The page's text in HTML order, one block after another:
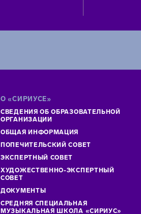
О «СИРИУСЕ»
СВЕДЕНИЯ ОБ ОБРАЗОВАТЕЛЬНОЙ
ОРГАНИЗАЦИИ
ОБЩАЯ ИНФОРМАЦИЯ
ПОПЕЧИТЕЛЬСКИЙ СОВЕТ
ЭКСПЕРТНЫЙ СОВЕТ
ХУДОЖЕСТВЕННО-ЭКСПЕРТНЫЙ
СОВЕТ
ДОКУМЕНТЫ
СРЕДНЯЯ СПЕЦИАЛЬНАЯ
МУЗЫКАЛЬНАЯ ШКОЛА «СИРИУС»